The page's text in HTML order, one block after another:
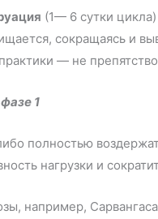
(1— 6 сутки
сокращаясь и
— не
1
полностью
нагрузки и
например,